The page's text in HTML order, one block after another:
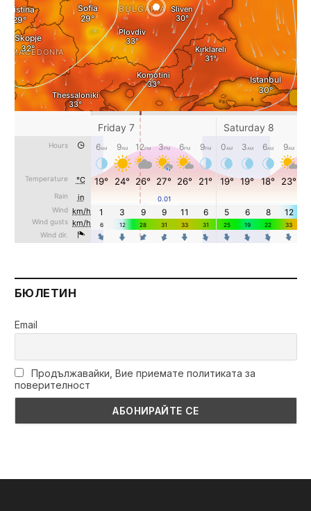
БЮЛЕТИН
Email
Продължавайки, Вие приемате политиката за
поверителност